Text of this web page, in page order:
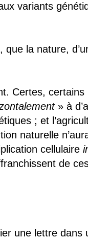
variants
que la nature,
Certes, certains
» à
; et
naturelle
cellulaire
de
une lettre dans